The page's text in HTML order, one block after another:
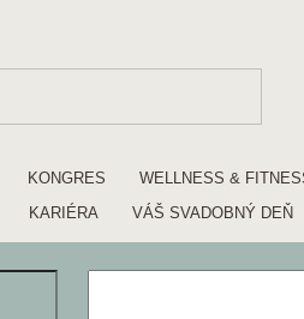
KONGRES WELLNESS &
KARIÉRA VÁŠ SVADOBNÝ DEŇ